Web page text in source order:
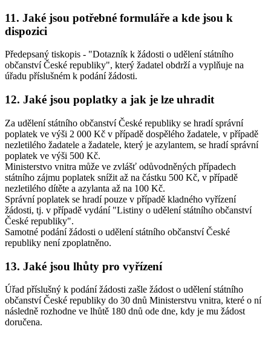
11. Jaké jsou potřebné formuláře a kde jsou k
dispozici
Předepsaný tiskopis - "Dotazník k žádosti o udělení státního
občanství České republiky", který žadatel obdrží a vyplňuje na
úřadu příslušném k podání žádosti.
12. Jaké jsou poplatky a jak je lze uhradit
Za udělení státního občanství České republiky se hradí správní
poplatek ve výši 2 000 Kč v případě dospělého žadatele, v případě
nezletilého žadatele a žadatele, který je azylantem, se hradí správní
poplatek ve výši 500 Kč.
Ministerstvo vnitra může ve zvlášť odůvodněných případech
státního zájmu poplatek snížit až na částku 500 Kč, v případě
nezletilého dítěte a azylanta až na 100 Kč.
Správní poplatek se hradí pouze v případě kladného vyřízení
žádosti, tj. v případě vydání "Listiny o udělení státního občanství
České republiky".
Samotné podání žádosti o udělení státního občanství České
republiky není zpoplatněno.
13. Jaké jsou lhůty pro vyřízení
Úřad příslušný k podání žádosti zašle žádost o udělení státního
občanství České republiky do 30 dnů Ministerstvu vnitra, které o ní
následně rozhodne ve lhůtě 180 dnů ode dne, kdy je mu žádost
doručena.